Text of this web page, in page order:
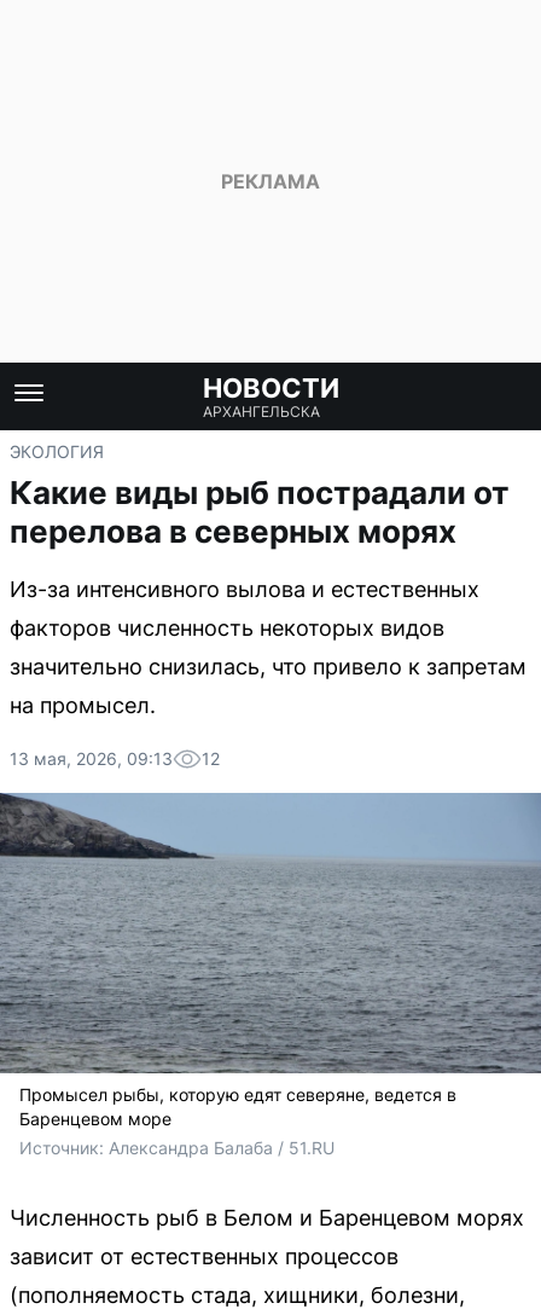
НОВОСТИ
АРХАНГЕЛЬСКА
ЭКОЛОГИЯ
Какие виды рыб пострадали от
перелова в северных морях
Из-за интенсивного вылова и естественных
факторов численность некоторых видов
значительно снизилась, что привело к запретам
на промысел.
13 мая, 2026, 09:13 12
Промысел рыбы, которую едят северяне, ведется в
Баренцевом море
Источник: Александра Балаба / 51.RU
Численность рыб в Белом и Баренцевом морях
зависит от естественных процессов
(пополняемость стада, хищники, болезни,